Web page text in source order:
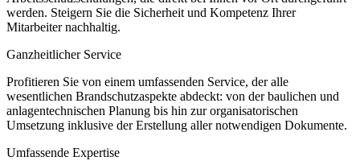
werden. Steigern Sie die Sicherheit und Kompetenz Ihrer
Mitarbeiter nachhaltig.
Ganzheitlicher Service
Profitieren Sie von einem umfassenden Service, der alle
wesentlichen Brandschutzaspekte abdeckt: von der baulichen und
anlagentechnischen Planung bis hin zur organisatorischen
Umsetzung inklusive der Erstellung aller notwendigen Dokumente.
Umfassende Expertise